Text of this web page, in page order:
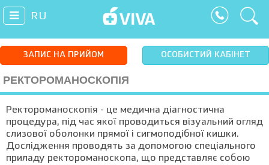
RU
ЗАПИС НА ПРИЙОМ ОСОБИСТИЙ КАБІНЕТ
РЕКТОРОМАНОСКОПІЯ
Ректороманоскопія - це медична діагностична
процедура, під час якої проводиться візуальний огляд
слизової оболонки прямої і сигмоподібної кишки.
Дослідження проводять за допомогою спеціального
приладу ректороманоскопа, що представляє собою